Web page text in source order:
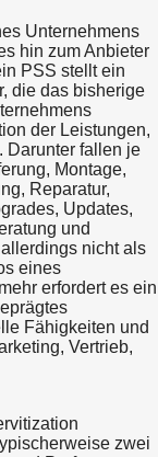
Unternehmens
hin zum Anbieter
PSS stellt ein
die das bisherige
der Leistungen,
Darunter fallen je
Montage,
Reparatur,
Updates,
und
nicht als
eines
erfordert es ein
Fähigkeiten und
Vertrieb,
zwei